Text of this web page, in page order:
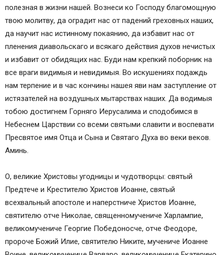
полезная в жизни нашей. Вознеси ко Господу благомощную
твою молитву, да оградит нас от падений греховных наших,
да научит нас истинному покаянию, да избавит нас от
пленения диавольскаго и всякаго действия духов нечистых
и избавит от обидящих нас. Буди нам крепкий поборник на
все враги видимыя и невидимыя. Во искушениях подаждь
нам терпение и в час кончины нашея яви нам заступление от
истязателей на воздушных мытарствах наших. Да водимыя
тобою достигнем Горняго Иерусалима и сподобимся в
Небеснем Царствии со всеми святыми славити и воспевати
Пресвятое имя Отца и Сына и Святаго Духа во веки веков.
Аминь.
О, великие Христовы угодницы и чудотворцы: святый
Предтече и Крестителю Христов Иоанне, святый
всехвальный апостоле и наперстниче Христов Иоанне,
святителю отче Николае, священномучениче Харлампие,
великомучениче Георгие Победоносче, отче Феодоре,
пророче Божий Илие, святителю Никите, мучениче Иоанне